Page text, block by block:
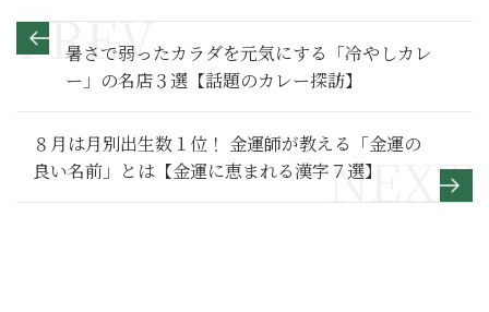
暑さで弱ったカラダを元気にする「冷やしカレ
ー」の名店３選【話題のカレー探訪】
８月は月別出生数１位！ 金運師が教える「金運の
良い名前」とは【金運に恵まれる漢字７選】